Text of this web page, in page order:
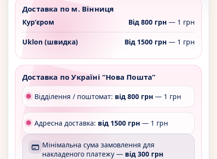
Доставка по м. Вінниця
Курʼєром Від 800 грн— 1 грн
Uklon (швидка) Від 1500 грн— 1 грн
Доставка по Україні “Нова Пошта”
Відділення / поштомат: від 800 грн — 1 грн
Адресна доставка: від 1500 грн — 1 грн
Мінімальна сума замовлення для
накладеного платежу — від 300 грн